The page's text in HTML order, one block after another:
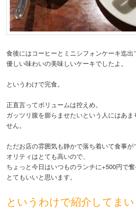
食後にはコーヒーとミニシフォンケーキ迄出
優しい味わいの美味しいケーキでしたよ。
というわけで完食。
正直言ってボリュームは控えめ。
ガッツリ腹を膨らませたいという人にはあ
せん。
ただお店の雰囲気も静かで落ち着いて食事
オリティはとても高いので、
ちょっと今日はいつものランチに+500円で
とてもいいと思います。
というわけで紹介してま